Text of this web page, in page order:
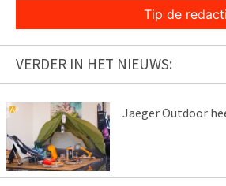
Tip de
VERDER IN HET NIEUWS:
Jaeger Outdoor